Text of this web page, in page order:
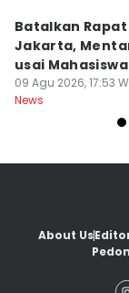
Batalkan
Jakarta,
usai
Beras Mahal
09 Agu 2026, 17:53
News
About Us